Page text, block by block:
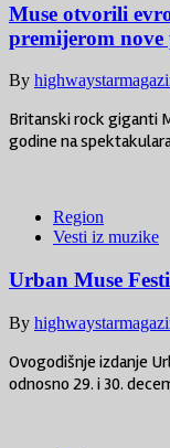
Muse otvorili
premijerom nove
By
Britanski rock giganti
godine na
Region
Vesti iz muzike
Urban Muse
By
Ovogodišnje izdanje
odnosno 29. i 30.